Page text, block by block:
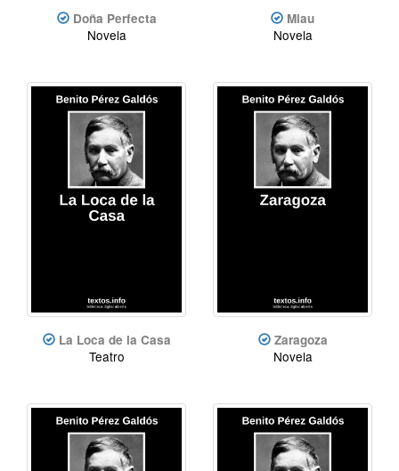
Doña Perfecta
Novela
Miau
Novela
La Loca de la Casa
Teatro
Zaragoza
Novela